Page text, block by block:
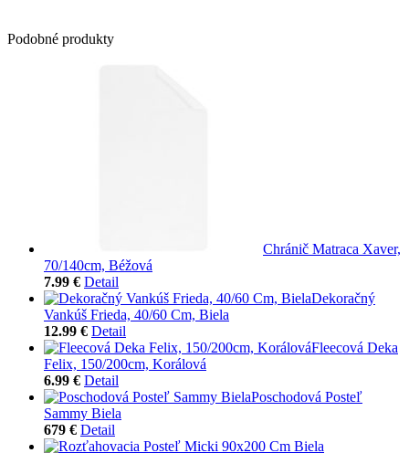
Podobné produkty
Chránič Matraca Xaver,
70/140cm, Béžová
7.99 € Detail
Dekoračný
Vankúš Frieda, 40/60 Cm, Biela
12.99 € Detail
Fleecová Deka
Felix, 150/200cm, Korálová
6.99 € Detail
Poschodová Posteľ
Sammy Biela
679 € Detail